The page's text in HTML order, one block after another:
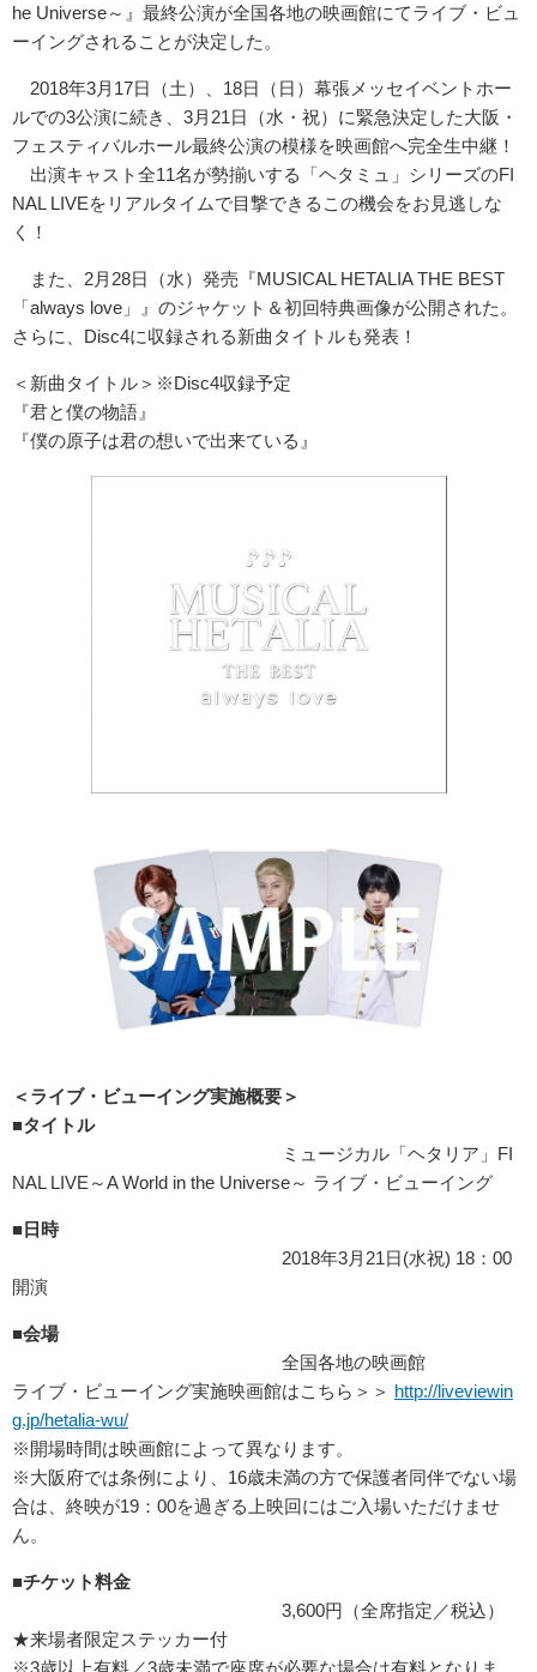
he Universe～』最終公演が全国各地の映画館にてライブ・ビュ
ーイングされることが決定した。
2018年3月17日（土）、18日（日）幕張メッセイベントホー
ルでの3公演に続き、3月21日（水・祝）に緊急決定した大阪・
フェスティバルホール最終公演の模様を映画館へ完全生中継！
出演キャスト全11名が勢揃いする「ヘタミュ」シリーズのFI
NAL LIVEをリアルタイムで目撃できるこの機会をお見逃しな
く！
また、2月28日（水）発売『MUSICAL HETALIA THE BEST
「always love」』のジャケット＆初回特典画像が公開された。
さらに、Disc4に収録される新曲タイトルも発表！
＜新曲タイトル＞※Disc4収録予定
『君と僕の物語』
『僕の原子は君の想いで出来ている』
＜ライブ・ビューイング実施概要＞
■タイトル
ミュージカル「ヘタリア」FI
NAL LIVE～A World in the Universe～ ライブ・ビューイング
■ 日時
2018年3月21日(水祝) 18：00
開演
■会場
全国各地の映画館
ライブ・ビューイング実施映画館はこちら＞＞ http://liveviewin
g.jp/hetalia-wu/
※開場時間は映画館によって異なります。
※大阪府では条例により、16歳未満の方で保護者同伴でない場
合は、終映が19：00を過ぎる上映回にはご入場いただけませ
ん。
■チケット料金
3,600円（全席指定／税込）
★来場者限定ステッカー付